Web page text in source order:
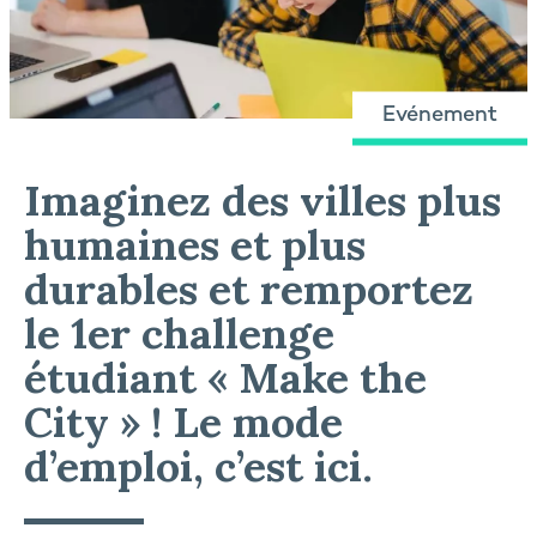
Evénement
Imaginez des villes plus
humaines et plus
durables et remportez
le 1er challenge
étudiant « Make the
City » ! Le mode
d’emploi, c’est ici.